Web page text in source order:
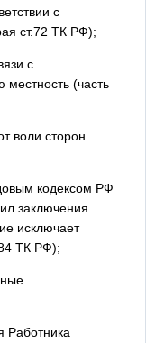
с
ст.72 ТК РФ);
с
(часть
воли сторон
кодексом РФ
заключения
исключает
ТК РФ);
Работника